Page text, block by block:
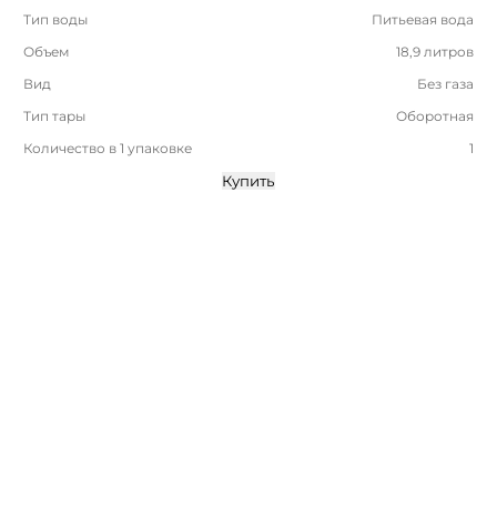
Тип воды
Питьевая вода
Объем
18,9 литров
Вид
Без газа
Тип тары
Оборотная
Количество в 1 упаковке
1
Купить